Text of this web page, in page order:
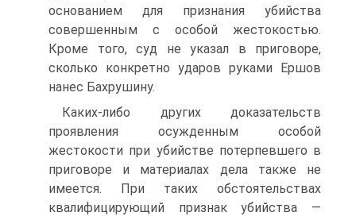
основанием для признания убийства
совершенным с особой жестокостью.
Кроме того, суд не указал в приговоре,
сколько конкретно ударов руками Ершов
нанес Бахрушину.
Каких-либо других доказательств
проявления осужденным особой
жестокости при убийстве потерпевшего в
приговоре и материалах дела также не
имеется. При таких обстоятельствах
квалифицирующий признак убийства —